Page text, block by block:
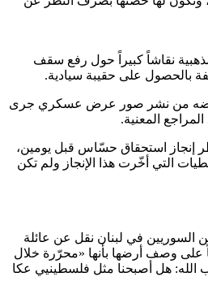
نقاشاً كبيراً حول رفع سقف
بالحصول على حقيبة سيادية.
من نشر صور عرض عسكري جرى
المعنية.
إنجاز استحقاق حسّاس قبل يومين،
التي أخّرت هذا الإنجاز ولم تكن
السوريين في لبنان نقل عن عائلة
على وصف أرضها بأنها «محرّرة خلال
الله: هل أصبحنا مثل فلسطينيي عكا